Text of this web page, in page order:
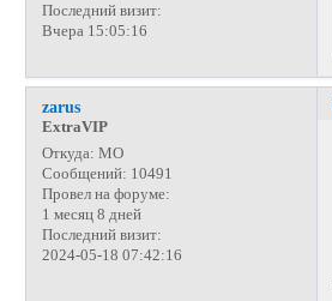
Последний визит:
Вчера 15:05:16
zarus
ExtraVIP
Откуда: МО
Сообщений: 10491
Провел на форуме:
1 месяц 8 дней
Последний визит:
2024-05-18 07:42:16